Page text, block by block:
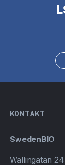
KONTAKT
SwedenBIO
Wallingatan 24